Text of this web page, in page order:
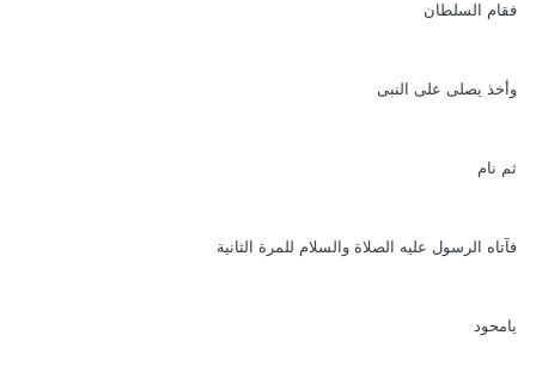
فقام السلطان
وأخذ يصلى على النبى
ثم نام
فآتاه الرسول عليه الصلاة والسلام للمرة الثانية
يامحود